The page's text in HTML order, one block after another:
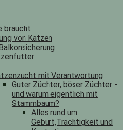
braucht
von Katzen
mit Verantwortung
Guter Züchter, böser Züchter -
und warum eigentlich mit
Stammbaum?
Alles rund um
Geburt,Trächtigkeit und